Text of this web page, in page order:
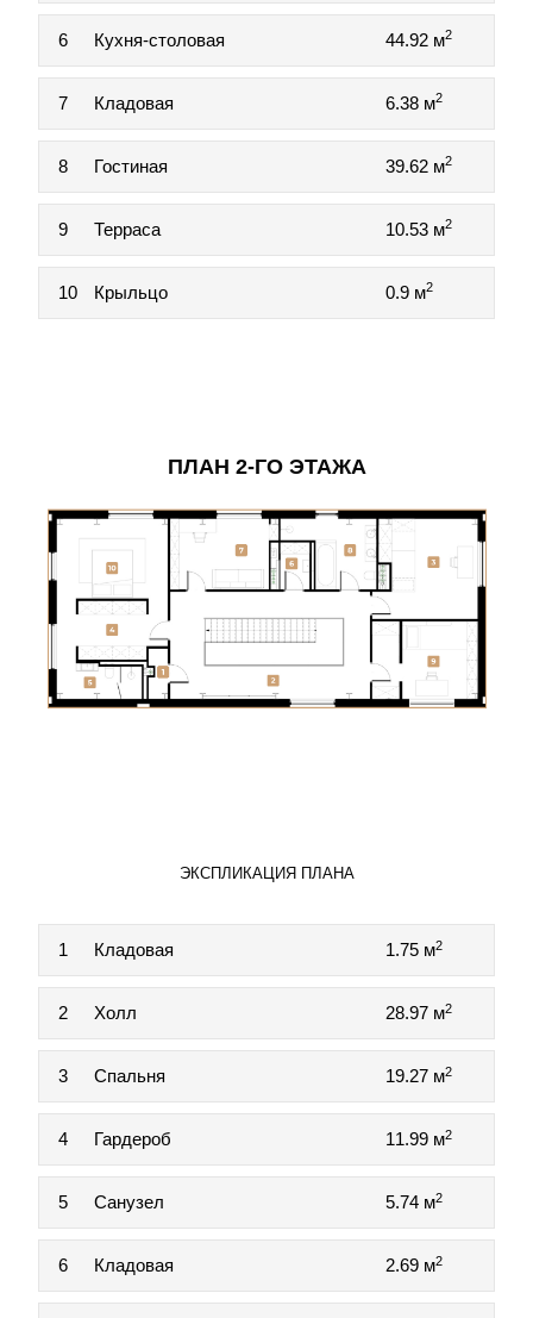
6 Кухня-столовая 44.92 м2
7 Кладовая 6.38 м2
8 Гостиная 39.62 м2
9 Терраса 10.53 м2
10 Крыльцо 0.9 м2
ПЛАН 2-ГО ЭТАЖА
ЭКСПЛИКАЦИЯ ПЛАНА
1 Кладовая 1.75 м2
2 Холл 28.97 м2
3 Спальня 19.27 м2
4 Гардероб 11.99 м2
5 Санузел 5.74 м2
6 Кладовая 2.69 м2